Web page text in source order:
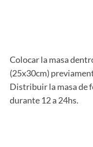
Colocar la masa
(25x30cm)
Distribuir la masa de
durante 12 a 24hs.